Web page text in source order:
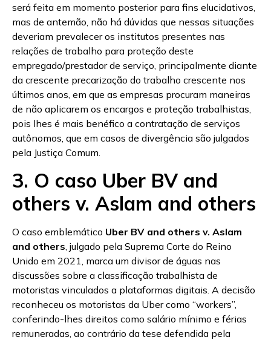
será feita em momento posterior para fins elucidativos,
mas de antemão, não há dúvidas que nessas situações
deveriam prevalecer os institutos presentes nas
relações de trabalho para proteção deste
empregado/prestador de serviço, principalmente diante
da crescente precarização do trabalho crescente nos
últimos anos, em que as empresas procuram maneiras
de não aplicarem os encargos e proteção trabalhistas,
pois lhes é mais benéfico a contratação de serviços
autônomos, que em casos de divergência são julgados
pela Justiça Comum.
3. O caso Uber BV and
others v. Aslam and others
O caso emblemático Uber BV and others v. Aslam
and others , julgado pela Suprema Corte do Reino
Unido em 2021, marca um divisor de águas nas
discussões sobre a classificação trabalhista de
motoristas vinculados a plataformas digitais. A decisão
reconheceu os motoristas da Uber como “workers”,
conferindo-lhes direitos como salário mínimo e férias
remuneradas, ao contrário da tese defendida pela